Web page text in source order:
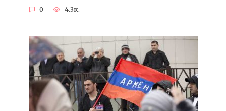
0 4.3к.